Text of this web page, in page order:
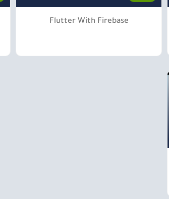
Flutter With Firebase